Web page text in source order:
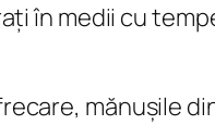
în medii cu
mănușile